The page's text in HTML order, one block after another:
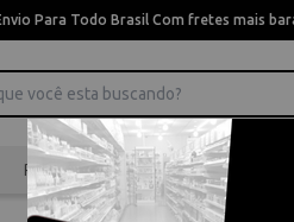
Para Todo Brasil Com fretes mais
Pincéis Desenho